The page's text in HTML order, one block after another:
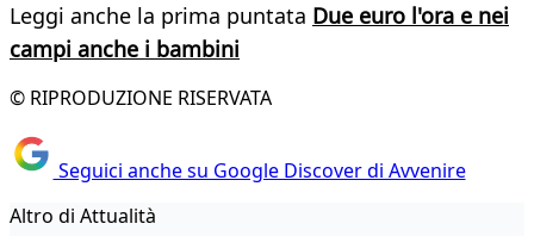
Leggi anche la prima puntata Due euro l'ora e nei
campi anche i bambini
© RIPRODUZIONE RISERVATA
Seguici anche su Google Discover di Avvenire
Altro di Attualità